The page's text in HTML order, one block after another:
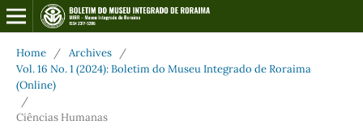
Home / Archives
/
Vol. 16 No. 1 (2024): Boletim do Museu Integrado de Roraima
(Online)
/
Ciências Humanas